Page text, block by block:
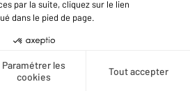
est notée
Avis authentifiés par
Qualitelis